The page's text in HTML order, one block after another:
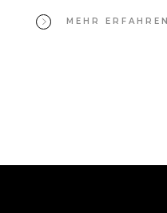
MEHR ERFAHREN